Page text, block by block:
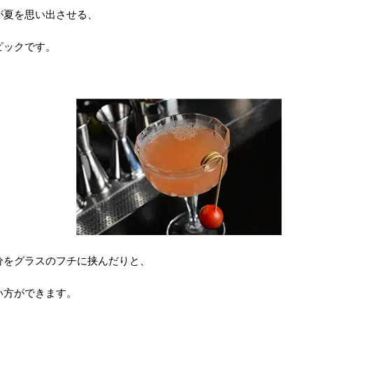
を思い出させる、
クです。
グラスのフチに挟んだりと、
ができます。